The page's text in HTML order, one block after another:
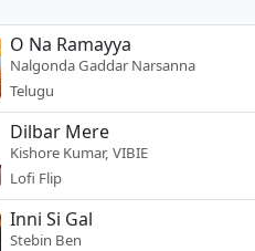
O Na Ramayya
Nalgonda Gaddar Narsanna
Telugu
Dilbar Mere
Kishore Kumar, VIBIE
Lofi Flip
Inni Si Gal
Stebin Ben